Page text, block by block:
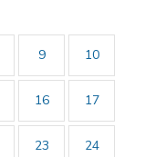
9 10
16 17
23 24